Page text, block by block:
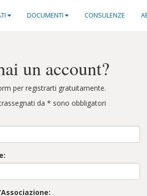
DOCUMENTI CONSULENZE
un account?
per registrarti gratuitamente.
da * sono obbligatori